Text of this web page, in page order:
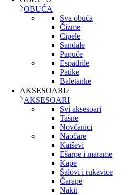
OBUĆA
Sva obuća
Čizme
Cipele
Sandale
Papuče
Espadrile
Patike
Baletanke
AKSESOARI
AKSESOARI
Svi aksesoari
Tašne
Novčanici
Naočare
Kaiševi
Ešarpe i marame
Kape
Šalovi i rukavice
Čarape
Nakit